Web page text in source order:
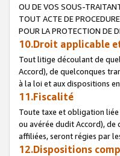
OU DE VOS SOUS-
TOUT ACTE DE
POUR LA PROTECTION DE
10.Droit applicable
Tout litige découlant de
Accord), de quelconques
à la loi et aux dispositions
11.Fiscalité
Toute taxe et obligation
ou avérée dudit Accord), de
affiliées, seront régies par
12.Dispositions